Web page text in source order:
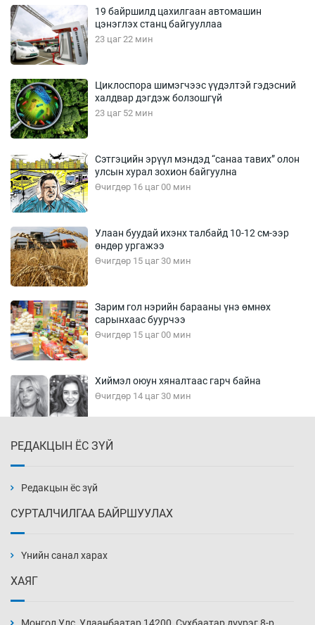
19 байршилд цахилгаан автомашин
цэнэглэх станц байгууллаа
23 цаг 22 мин
Циклоспора шимэгчээс үүдэлтэй гэдэсний
халдвар дэгдэж болзошгүй
23 цаг 52 мин
Сэтгэцийн эрүүл мэндэд “санаа тавих” олон
улсын хурал зохион байгуулна
Өчигдөр 16 цаг 00 мин
Улаан буудай ихэнх талбайд 10-12 см-ээр
өндөр ургажээ
Өчигдөр 15 цаг 30 мин
Зарим гол нэрийн барааны үнэ өмнөх
сарынхаас буурчээ
Өчигдөр 15 цаг 00 мин
Хиймэл оюун хяналтаас гарч байна
Өчигдөр 14 цаг 30 мин
Өчигдөр 14 цаг 00 мин
нэмэгджээ
РЕДАКЦЫН ЁС ЗҮЙ
Редакцын ёс зүй
СУРТАЛЧИЛГАА БАЙРШУУЛАХ
Үнийн санал харах
ХАЯГ
Монгол Улс, Улаанбаатар 14200, Сүхбаатар дүүрэг 8-р